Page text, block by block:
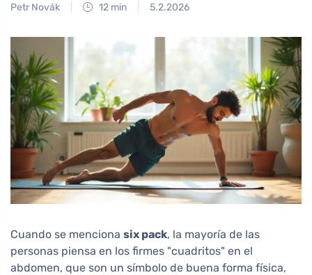
Petr Novák 12 min 5.2.2026
Cuando se menciona six pack, la mayoría de las
personas piensa en los firmes "cuadritos" en el
abdomen, que son un símbolo de buena forma física,